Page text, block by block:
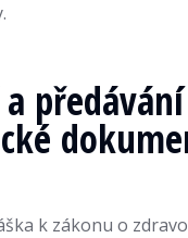
předávání
k zákonu o